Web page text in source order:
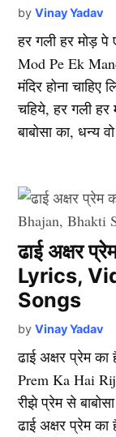
by Vinay Yadav
हर गली हर मोड़ पे
Mod Pe Ek
मंदिर होना चाहिए
चहिये, हर गली हर
बाबोसा का, धन्य
ढाई अक्षर
Lyrics,
Songs
by Vinay Yadav
ढाई अक्षर प्रेम
Prem Ka Hai
रीझे प्रेम से
ढाई अक्षर प्रेम का